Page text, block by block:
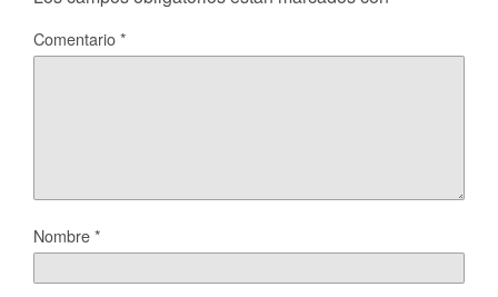
Comentario*
Nombre*